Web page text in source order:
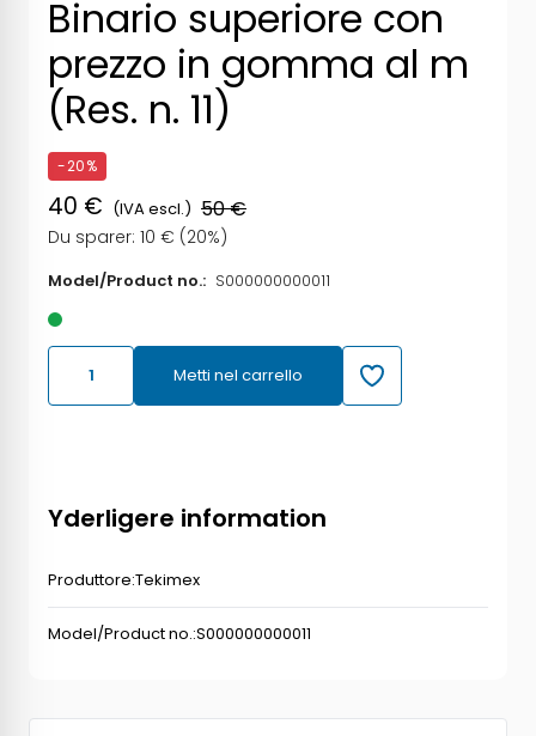
Binario superiore con
prezzo in gomma al m
(Res. n. 11)
-20%
40 € (IVA escl.) 50 €
Du sparer: 10 € (20%)
Model/Product no.: S000000000011
Metti nel carrello
Yderligere information
Produttore:Tekimex
Model/Product no.:S000000000011